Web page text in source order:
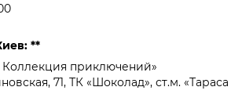
**
Коллекция приключений»
71, ТК «Шоколад», ст.м. «Тараса